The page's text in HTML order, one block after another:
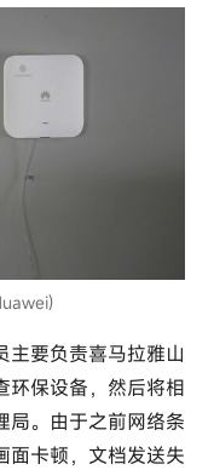
主要负责喜马拉雅山
环保设备，然后将相
局。由于之前网络条
面卡顿，文档发送失